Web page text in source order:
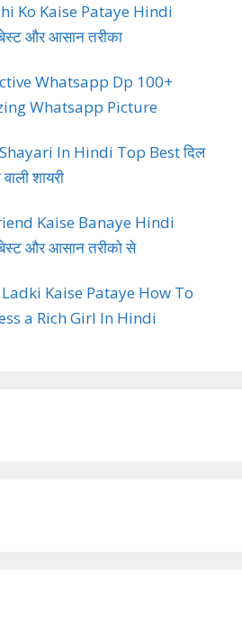
Ko Kaise Pataye Hindi
और आसान तरीका
Whatsapp Dp 100+
Whatsapp Picture
In Hindi Top Best दिल
शायरी
Kaise Banaye Hindi
और आसान तरीको से
Kaise Pataye How To
a Rich Girl In Hindi